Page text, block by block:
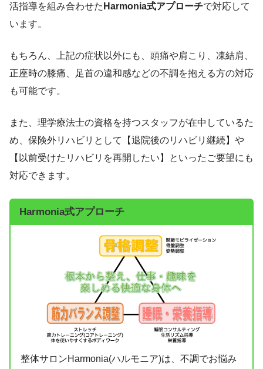
活指導を組み合わせた Harmonia式アプローチで対応して
います。
もちろん、上記の症状以外にも、頭痛や肩こり、凍結肩、
正座時の膝痛、足首の違和感などの不調を抱える方の対応
も可能です。
また、理学療法士の資格を持つスタッフが在中しているた
め、保険外リハビリとして【退院後のリハビリ継続】や
【以前受けたリハビリを再開したい】といったご要望にも
対応できます。
Harmonia式アプローチ
整体サロンHarmonia(ハルモニア)は、不調でお悩み